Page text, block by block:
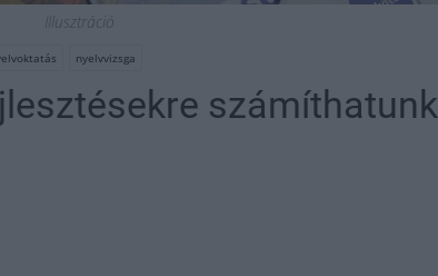
Illusztráció
nyelvvizsga
számíthatunk